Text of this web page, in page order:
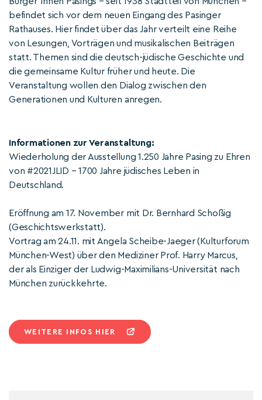
befindet sich vor dem neuen Eingang des Pasinger
Rathauses. Hier findet über das Jahr verteilt eine Reihe
von Lesungen, Vorträgen und musikalischen Beiträgen
statt. Themen sind die deutsch-jüdische Geschichte und
die gemeinsame Kultur früher und heute. Die
Veranstaltung wollen den Dialog zwischen den
Generationen und Kulturen anregen.
Informationen zur Veranstaltung:
Wiederholung der Ausstellung 1.250 Jahre Pasing zu Ehren
von #2021JLID – 1700 Jahre jüdisches Leben in
Deutschland.
Eröffnung am 17. November mit Dr. Bernhard Schoßig
(Geschichtswerkstatt).
Vortrag am 24.11. mit Angela Scheibe-Jaeger (Kulturforum
München-West) über den Mediziner Prof. Harry Marcus,
der als Einziger der Ludwig-Maximilians-Universität nach
München zurückkehrte.
WEITERE INFOS HIER